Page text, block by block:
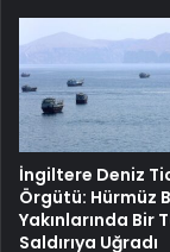
İngiltere Deniz
Örgütü: Hürmüz
Yakınlarında Bir
Saldırıya Uğradı